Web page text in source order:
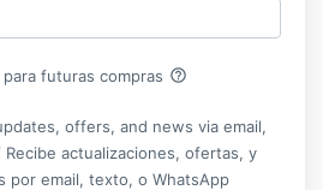
futuras compras help_outline
offers, and news via email,
actualizaciones, ofertas, y
por email, texto, o WhatsApp